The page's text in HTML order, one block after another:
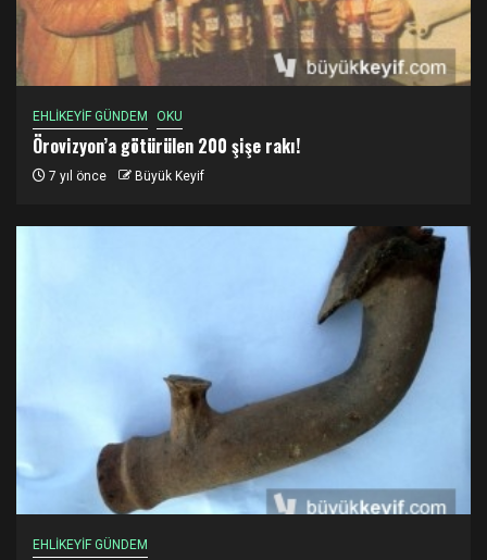
EHLİKEYİF GÜNDEM OKU
Örovizyon’a götürülen 200 şişe rakı!
7 yıl önce Büyük Keyif
EHLİKEYİF GÜNDEM